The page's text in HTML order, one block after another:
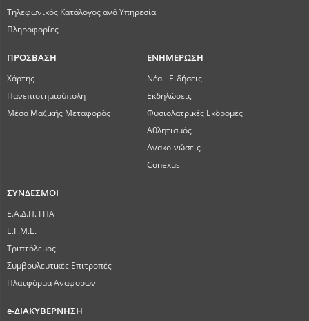
Τηλεφωνικός Κατάλογος ανά Υπηρεσία
Πληροφορίες
ΠΡΟΣΒΑΣΗ
Χάρτης
Πανεπιστημιούπολη
Μέσα Μαζικής Μεταφοράς
ΕΝΗΜΕΡΩΣΗ
Νέα - Ειδήσεις
Εκδηλώσεις
Φυσιολατρικές Εκδρομές
Αθλητισμός
Ανακοινώσεις
Conexus
ΣΥΝΔΕΣΜΟΙ
Ε.Α.Δ.Π. ΓΠΑ
Ε.Γ.Μ.Ε.
Τριπτόλεμος
Συμβουλευτικές Επιτροπές
Πλατφόρμα Αναφορών
e-ΔΙΑΚΥΒΕΡΝΗΣΗ